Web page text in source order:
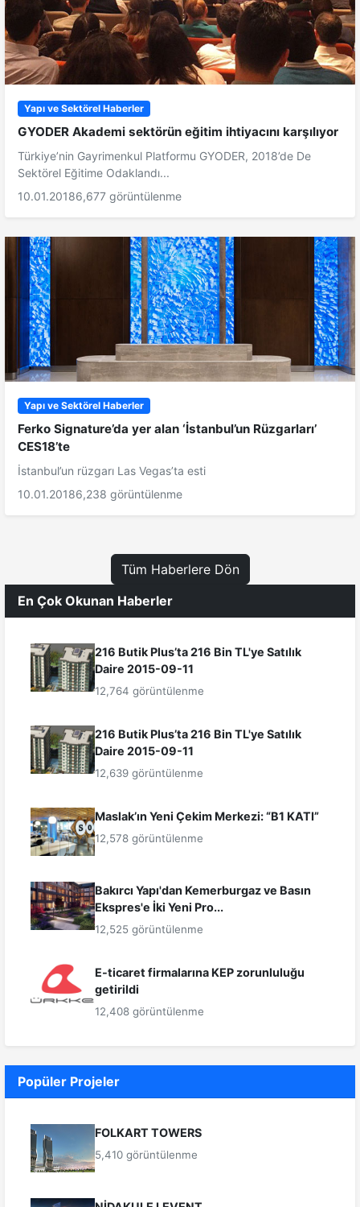
Yapı ve Sektörel Haberler
GYODER Akademi sektörün eğitim ihtiyacını karşılıyor
Türkiye’nin Gayrimenkul Platformu GYODER, 2018’de De
Sektörel Eğitime Odaklandı...
10.01.20186,677 görüntülenme
Yapı ve Sektörel Haberler
Ferko Signature’da yer alan ‘İstanbul’un Rüzgarları’
CES18’te
İstanbul’un rüzgarı Las Vegas’ta esti
10.01.20186,238 görüntülenme
Tüm Haberlere Dön
En Çok Okunan Haberler
216 Butik Plus’ta 216 Bin TL'ye Satılık
Daire 2015-09-11
12,764 görüntülenme
216 Butik Plus’ta 216 Bin TL'ye Satılık
Daire 2015-09-11
12,639 görüntülenme
Maslak’ın Yeni Çekim Merkezi: “B1 KATI”
12,578 görüntülenme
Bakırcı Yapı'dan Kemerburgaz ve Basın
Ekspres'e İki Yeni Pro...
12,525 görüntülenme
E-ticaret firmalarına KEP zorunluluğu
getirildi
12,408 görüntülenme
Popüler Projeler
FOLKART TOWERS
5,410 görüntülenme